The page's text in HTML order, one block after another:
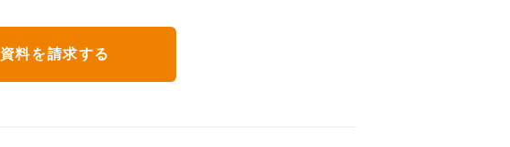
資料を請求する